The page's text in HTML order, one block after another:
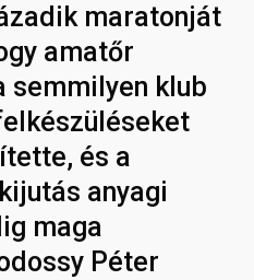
maratonját
amatőr
semmilyen klub
és a
anyagi
maga
Péter